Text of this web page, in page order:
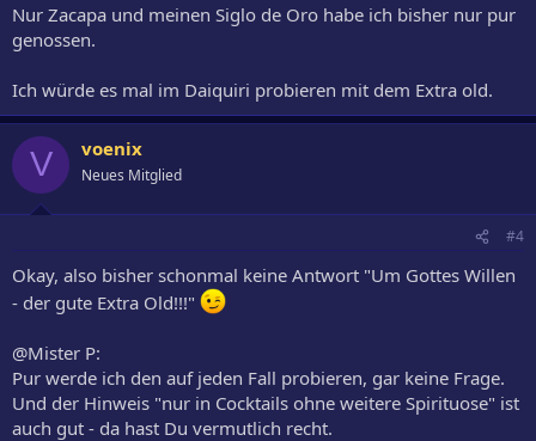
Nur Zacapa und meinen Siglo de Oro habe ich bisher nur pur
genossen.
Ich würde es mal im Daiquiri probieren mit dem Extra old.
V voenix
Neues Mitglied
#4
Okay, also bisher schonmal keine Antwort "Um Gottes Willen
- der gute Extra Old!!!"
@Mister P:
Pur werde ich den auf jeden Fall probieren, gar keine Frage.
Und der Hinweis "nur in Cocktails ohne weitere Spirituose" ist
auch gut - da hast Du vermutlich recht.